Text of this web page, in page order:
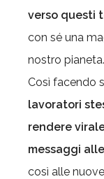
verso questi
con sé una
nostro pianeta.
Così facendo
lavoratori
rendere
messaggi
così alle